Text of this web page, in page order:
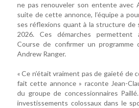
ne pas renouveler son entente avec
suite de cette annonce, l’équipe a
ses réflexions quant à la structure de
2026. Ces démarches permettent
Course de confirmer un programme
Andrew Ranger.
« Ce n’était vraiment pas de gaieté de
fait cette annonce » raconte Jean-
du groupe de concessionnaires
investissements colossaux dans le